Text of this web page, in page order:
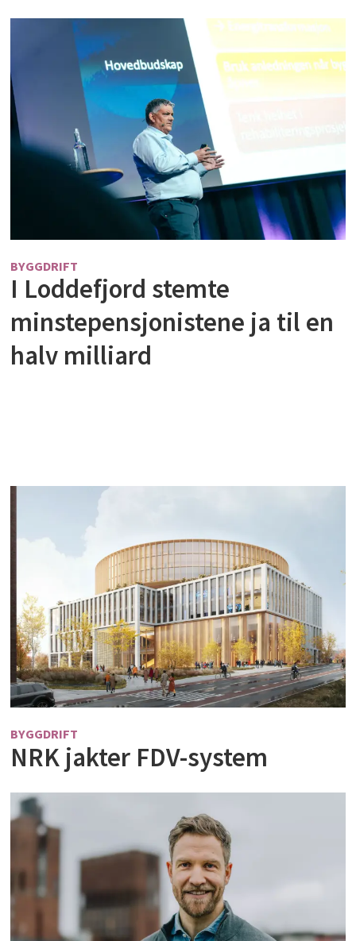
BYGGDRIFT
I Loddefjord stemte
minstepensjonistene ja til en
halv milliard
BYGGDRIFT
NRK jakter FDV-system